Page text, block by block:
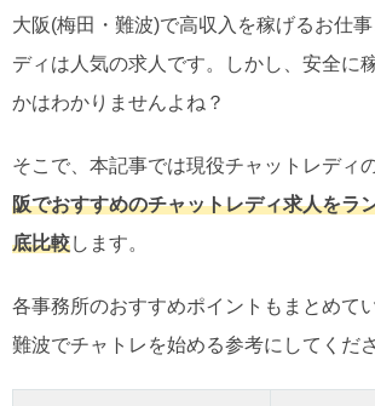
大阪(梅田・難波)で高収入を稼げるお仕
ディは人気の求人です。しかし、安全に
かはわかりませんよね？
そこで、本記事では現役チャットレディ
阪でおすすめのチャットレディ求人をラ
底比較します。
各事務所のおすすめポイントもまとめて
難波でチャトレを始める参考にしてくださ